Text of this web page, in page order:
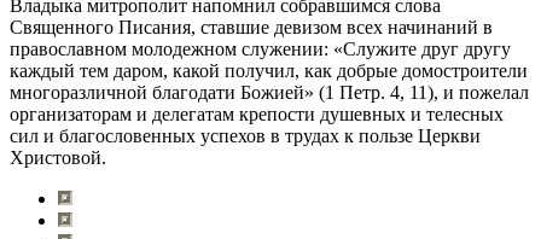
Владыка митрополит напомнил собравшимся слова
Священного Писания, ставшие девизом всех начинаний в
православном молодежном служении: «Служите друг другу
каждый тем даром, какой получил, как добрые домостроители
многоразличной благодати Божией» (1 Петр. 4, 11), и пожелал
организаторам и делегатам крепости душевных и телесных
сил и благословенных успехов в трудах к пользе Церкви
Христовой.